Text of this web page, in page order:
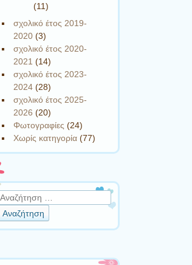
(11)
σχολικό έτος 2019-
2020 (3)
σχολικό έτος 2020-
2021 (14)
σχολικό έτος 2023-
2024 (28)
σχολικό έτος 2025-
2026 (20)
Φωτογραφίες (24)
Χωρίς κατηγορία (77)
Αναζήτηση